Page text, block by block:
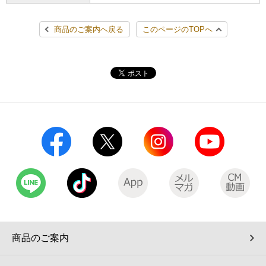
行政サービス
モバイルバッテリーシェアリング（店舗限定）
モバイルWi-Fiバッテリーシェアリング（店舗限定）
データで見るセブン‐イレブン
報告書ライブラリー
ภาษาไทย(บริการ)商品のご案内へ戻る このページのTOPへ
商品のご案内